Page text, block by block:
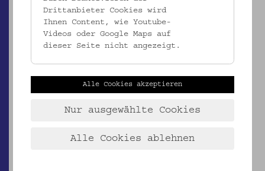
Drittanbieter Cookies wird
Ihnen Content, wie Youtube-
Videos oder Google Maps auf
dieser Seite nicht angezeigt.
Alle Cookies akzeptieren
Nur ausgewählte Cookies
Alle Cookies ablehnen